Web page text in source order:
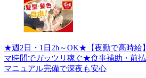
★週2日・1日2h～OK★【夜勤で高時給
マ時間でガッツリ稼ぐ★食事補助・前
マニュアル完備で深夜も安心